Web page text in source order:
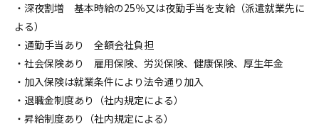
・深夜割増 基本時給の25％又は夜勤手当を支給（派遣就業先に
よる）
・通勤手当あり 全額会社負担
・社会保険あり 雇用保険、労災保険、健康保険、厚生年金
・加入保険は就業条件により法令通り加入
・退職金制度あり（社内規定による）
・昇給制度あり（社内規定による）